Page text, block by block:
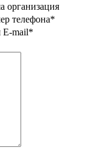
организация
телефона*
mail*